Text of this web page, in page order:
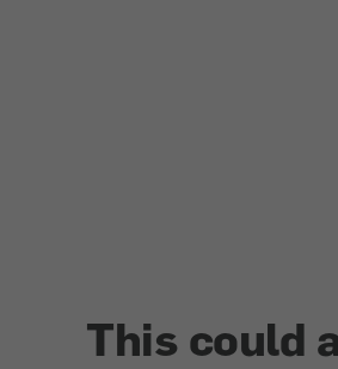
This could